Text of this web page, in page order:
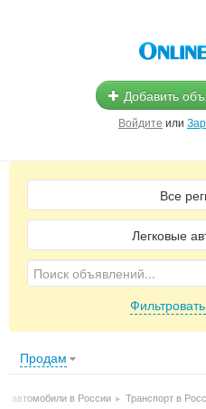
Добавить
Войдите или
Все
Легковые
Продам
автомобили в России ▸ Транспорт в